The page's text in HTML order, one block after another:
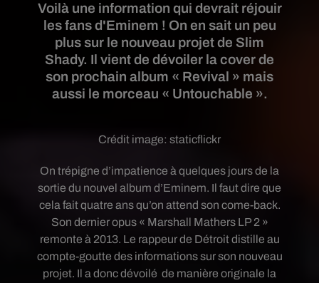
Voilà une information qui devrait réjouir
les fans d'Eminem ! On en sait un peu
plus sur le nouveau projet de Slim
Shady. Il vient de dévoiler la cover de
son prochain album « Revival » mais
aussi le morceau « Untouchable ».
Crédit image: staticflickr
On trépigne d’impatience à quelques jours de la
sortie du nouvel album d’Eminem. Il faut dire que
cela fait quatre ans qu’on attend son come-back.
Son dernier opus « Marshall Mathers LP 2 »
remonte à 2013. Le rappeur de Détroit distille au
compte-goutte des informations sur son nouveau
projet. Il a donc dévoilé de manière originale la